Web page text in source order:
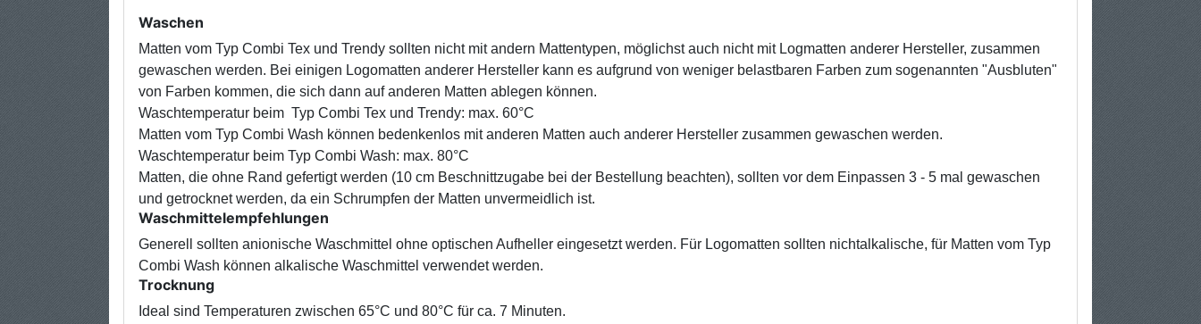
Waschen
Matten vom Typ Combi Tex und Trendy sollten nicht mit andern Mattentypen, möglichst auch nicht mit Logmatten anderer Hersteller, zusammen
gewaschen werden. Bei einigen Logomatten anderer Hersteller kann es aufgrund von weniger belastbaren Farben zum sogenannten "Ausbluten"
von Farben kommen, die sich dann auf anderen Matten ablegen können.
Waschtemperatur beim Typ Combi Tex und Trendy: max. 60°C
Matten vom Typ Combi Wash können bedenkenlos mit anderen Matten auch anderer Hersteller zusammen gewaschen werden.
Waschtemperatur beim Typ Combi Wash: max. 80°C
Matten, die ohne Rand gefertigt werden (10 cm Beschnittzugabe bei der Bestellung beachten), sollten vor dem Einpassen 3 - 5 mal gewaschen
und getrocknet werden, da ein Schrumpfen der Matten unvermeidlich ist.
Waschmittelempfehlungen
Generell sollten anionische Waschmittel ohne optischen Aufheller eingesetzt werden. Für Logomatten sollten nichtalkalische, für Matten vom Typ
Combi Wash können alkalische Waschmittel verwendet werden.
Trocknung
Ideal sind Temperaturen zwischen 65°C und 80°C für ca. 7 Minuten.